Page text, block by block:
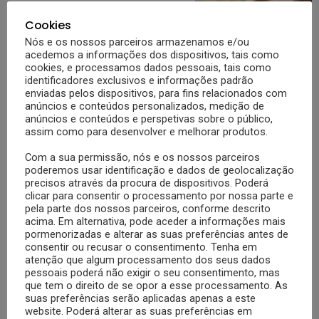
35 Partilhas 857 Visualizações
CRIANÇA
Receita de piza vegetariana de tomate cherry
e cogumelos saudável para crianças
5 (3)
Quer habituar o seu filho a comida vegetariana e dar-lhe, em simultâneo,
uma refeição gulosa? Temos a resposta! Venha com o Bebé a Bordo
saber como preparar a receita saudável de piza vegetariana de tomate
cherry e cogumelos. A piza costuma ser um dos pratos favoritos das
por Bebé a Bordo
5 anos atrás
Cookies
Nós e os nossos parceiros armazenamos e/ou
acedemos a informações dos dispositivos, tais como
cookies, e processamos dados pessoais, tais como
identificadores exclusivos e informações padrão
enviadas pelos dispositivos, para fins relacionados com
anúncios e conteúdos personalizados, medição de
anúncios e conteúdos e perspetivas sobre o público,
assim como para desenvolver e melhorar produtos.
Com a sua permissão, nós e os nossos parceiros
poderemos usar identificação e dados de geolocalização
precisos através da procura de dispositivos. Poderá
clicar para consentir o processamento por nossa parte e
pela parte dos nossos parceiros, conforme descrito
acima. Em alternativa, pode aceder a informações mais
pormenorizadas e alterar as suas preferências antes de
consentir ou recusar o consentimento. Tenha em
atenção que algum processamento dos seus dados
pessoais poderá não exigir o seu consentimento, mas
que tem o direito de se opor a esse processamento. As
suas preferências serão aplicadas apenas a este
website. Poderá alterar as suas preferências em